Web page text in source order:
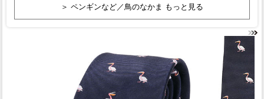
＞ ペンギンなど／鳥のなかま もっと見る